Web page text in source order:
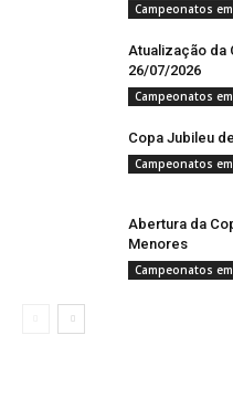
Campeonatos
Atualização da
26/07/2026
Campeonatos
Copa Jubileu
Campeonatos
Abertura da
Menores
Campeonatos